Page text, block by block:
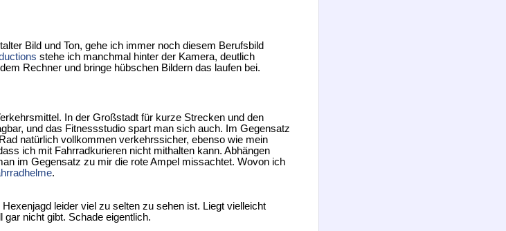
Bild und Ton, gehe ich immer noch diesem Berufsbild
stehe ich manchmal hinter der Kamera, deutlich
Rechner und bringe hübschen Bildern das laufen bei.
In der Großstadt für kurze Strecken und den
und das Fitnessstudio spart man sich auch. Im Gegensatz
natürlich vollkommen verkehrssicher, ebenso wie mein
ich mit Fahrradkurieren nicht mithalten kann. Abhängen
im Gegensatz zu mir die rote Ampel missachtet. Wovon ich
.
leider viel zu selten zu sehen ist. Liegt vielleicht
nicht gibt. Schade eigentlich.